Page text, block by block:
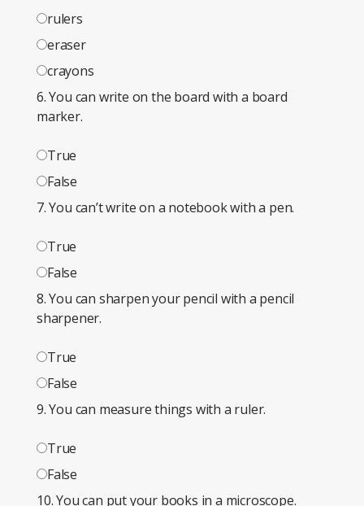
rulers
eraser
crayons
6. You can write on the board with a board
marker.
True
False
7. You can’t write on a notebook with a pen.
True
False
8. You can sharpen your pencil with a pencil
sharpener.
True
False
9. You can measure things with a ruler.
True
False
10. You can put your books in a microscope.